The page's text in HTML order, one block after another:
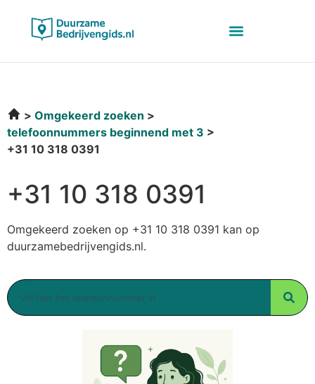
Omgekeerd zoeken
telefoonnummers beginnend met 3
+31 10 318 0391
+31 10 318 0391
Omgekeerd zoeken op +31 10 318 0391 kan op
duurzamebedrijvengids.nl.